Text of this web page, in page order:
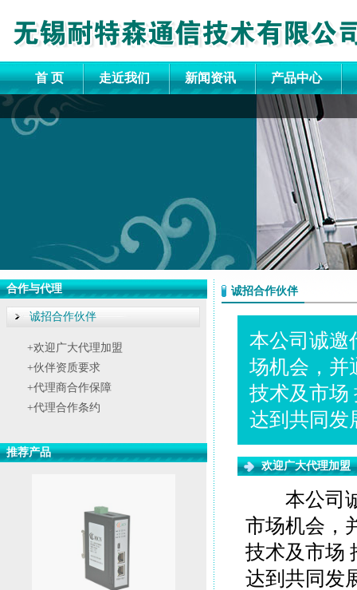
首 页 走近我们 新闻资讯 产品中心
合作与代理
诚招合作伙伴
+欢迎广大代理加盟
+伙伴资质要求
+代理商合作保障
+代理合作条约
推荐产品
诚招合作伙伴
本公司诚邀
场机会，并
技术及市场
达到共同发
欢迎广大代理加盟
本公司诚
市场机会，
技术及市场
达到共同发